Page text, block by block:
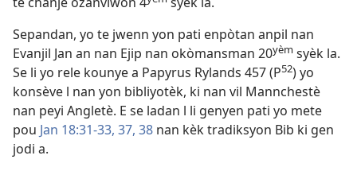
Sepandan, yo te jwenn yon pati enpòtan anpil nan
Evanjil Jan an nan Ejip nan okòmansman 20yèm syèk la.
Se li yo rele kounye a Papyrus Rylands 457 (P52) yo
konsève l nan yon bibliyotèk, ki nan vil Mannchestè
nan peyi Angletè. E se ladan l li genyen pati yo mete
pou Jan 18:31-33, 37, 38 nan kèk tradiksyon Bib ki gen
jodi a.